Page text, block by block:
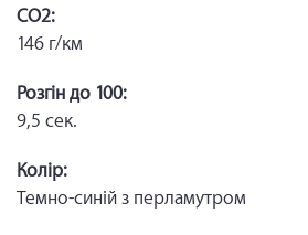
CO2:
146 г/км
Розгін до 100:
9,5 сек.
Колір:
Темно-синій з перламутром